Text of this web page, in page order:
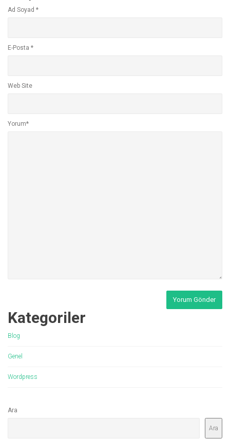
Ad Soyad *
E-Posta *
Web Site
Yorum*
Kategoriler
Blog
Genel
Wordpress
Ara
Ara